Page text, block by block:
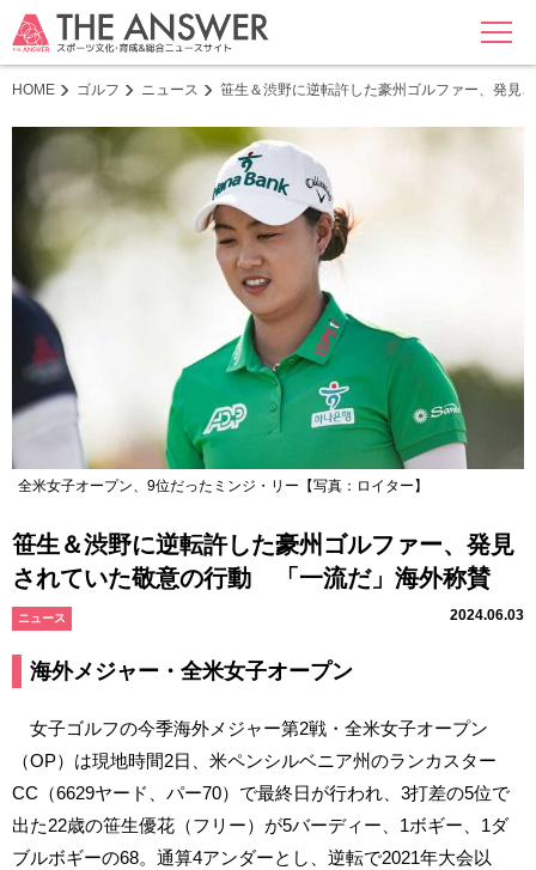
MENU
HOME ゴルフ ニュース 笹生＆渋野に逆転許した豪州ゴルファー、発
全米女子オープン、9位だったミンジ・リー【写真：ロイター】
笹生＆渋野に逆転許した豪州ゴルファー、発見
されていた敬意の行動 「一流だ」海外称賛
ニュース 2024.06.03
海外メジャー・全米女子オープン
女子ゴルフの今季海外メジャー第2戦・全米女子オープン
（OP）は現地時間2日、米ペンシルベニア州のランカスター
CC（6629ヤード、パー70）で最終日が行われ、3打差の5位で
出た22歳の笹生優花（フリー）が5バーディー、1ボギー、1ダ
ブルボギーの68。通算4アンダーとし、逆転で2021年大会以